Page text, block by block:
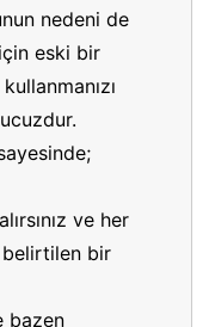
nedeni de
eski bir
kullanmanızı
ve her
bir
bazen